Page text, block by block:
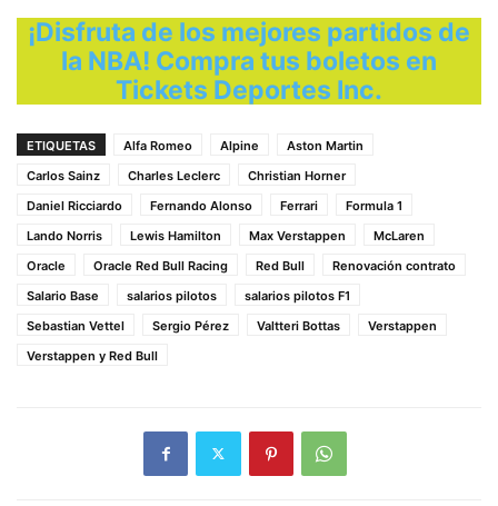
¡Disfruta de los mejores partidos de
la NBA! Compra tus boletos en
Tickets Deportes Inc.
ETIQUETAS Alfa Romeo Alpine
Aston Martin
Carlos Sainz
Charles Leclerc
Christian Horner
Daniel Ricciardo
Fernando Alonso Ferrari
Formula 1
Lando Norris
Lewis Hamilton Max Verstappen
McLaren
Oracle
Oracle Red Bull Racing Red Bull
Renovación contrato
Salario Base
salarios pilotos
salarios pilotos F1
Sebastian Vettel
Sergio Pérez Valtteri Bottas
Verstappen
Verstappen y Red Bull